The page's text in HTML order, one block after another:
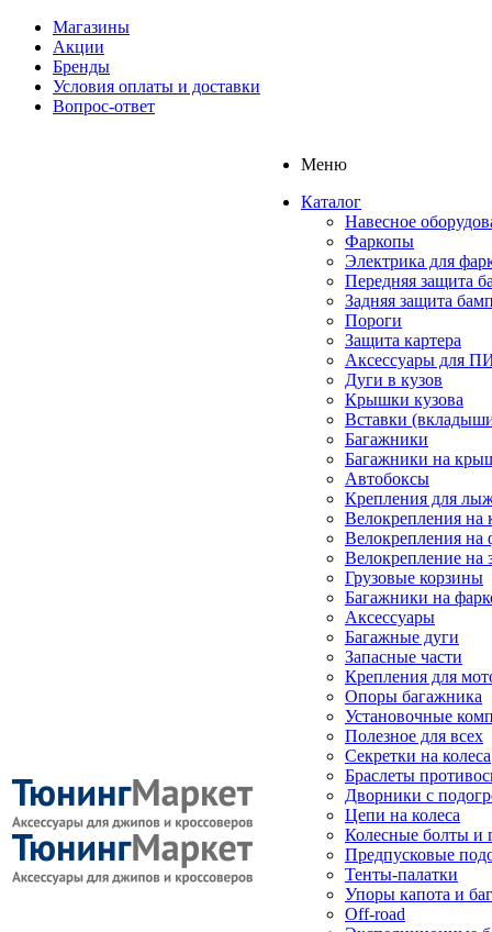
Магазины
Акции
Бренды
Условия оплаты и доставки
Вопрос-ответ
Меню
Каталог
Навесное
Фаркопы
Электрика для
Передняя защита
Задняя защита
Пороги
Защита картера
Аксессуары для
Дуги в кузов
Крышки кузова
Вставки
Багажники
Багажники на
Автобоксы
Крепления для
Велокрепления
Велокрепления на
Велокрепление на
Грузовые корзины
Багажники на
Аксессуары
Багажные дуги
Запасные части
Крепления для
Опоры багажника
Установочные
Полезное для всех
Секретки на колеса
Браслеты
Дворники с
Цепи на колеса
Колесные болты и
Предпусковые
Тенты-палатки
Упоры капота и
Off-road